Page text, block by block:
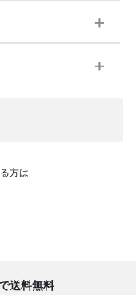
方は
送料無料